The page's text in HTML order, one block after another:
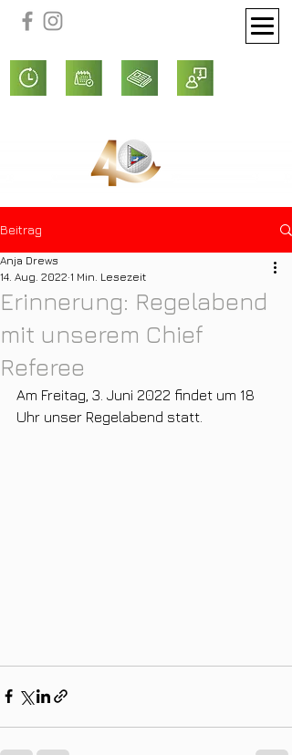
Beitrag
Erinnerung: Regelabend
mit unserem Chief
Referee
Anja Drews
14. Aug. 2022 1 Min. Lesezeit
Am Freitag, 3. Juni 2022 findet um 18
Uhr unser Regelabend statt.